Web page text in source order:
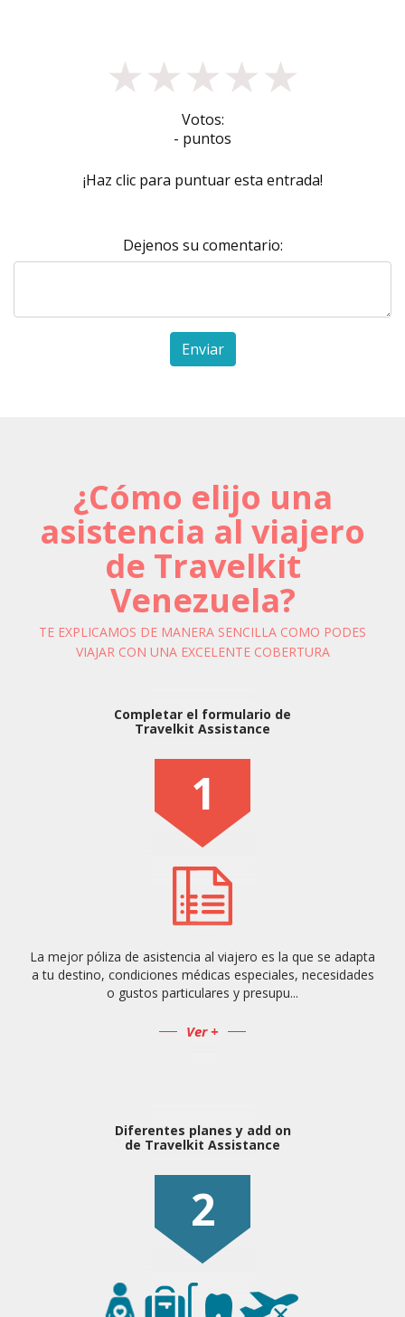
★★★★★
Votos:
- puntos
¡Haz clic para puntuar esta entrada!
Dejenos su comentario:
Enviar
¿Cómo elijo una
asistencia al viajero
de Travelkit
Venezuela?
TE EXPLICAMOS DE MANERA SENCILLA COMO PODES
VIAJAR CON UNA EXCELENTE COBERTURA
Completar el formulario de
Travelkit Assistance
1
La mejor póliza de asistencia al viajero es la que se adapta
a tu destino, condiciones médicas especiales, necesidades
o gustos particulares y presupu...
Ver +
Diferentes planes y add on
de Travelkit Assistance
2